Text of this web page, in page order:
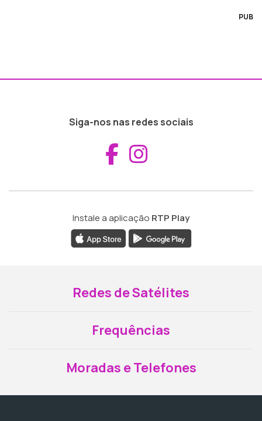
PUB
Siga-nos nas redes sociais
Aceder ao
Instale a aplicação RTP Play
Redes de Satélites
Frequências
Moradas e Telefones